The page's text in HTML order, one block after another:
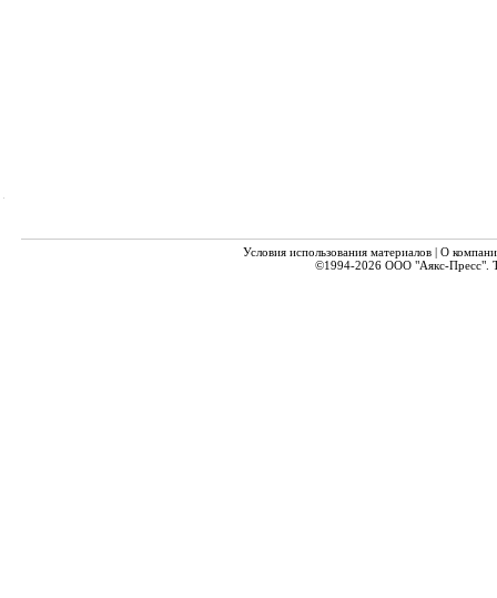
Условия использования материалов| О
©1994-2026 ООО "Аякс-Пресс".